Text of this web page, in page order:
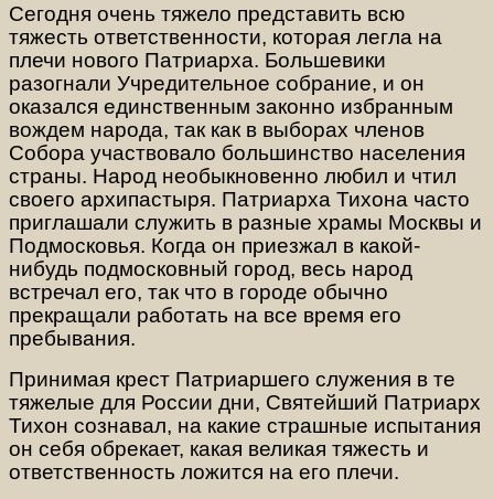
Сегодня очень тяжело представить всю
тяжесть ответственности, которая легла на
плечи нового Патриарха. Большевики
разогнали Учредительное собрание, и он
оказался единственным законно избранным
вождем народа, так как в выборах членов
Собора участвовало большинство населения
страны. Народ необыкновенно любил и чтил
своего архипастыря. Патриарха Тихона часто
приглашали служить в разные храмы Москвы и
Подмосковья. Когда он приезжал в какой-
нибудь подмосковный город, весь народ
встречал его, так что в городе обычно
прекращали работать на все время его
пребывания.
Принимая крест Патриаршего служения в те
тяжелые для России дни, Святейший Патриарх
Тихон сознавал, на какие страшные испытания
он себя обрекает, какая великая тяжесть и
ответственность ложится на его плечи.